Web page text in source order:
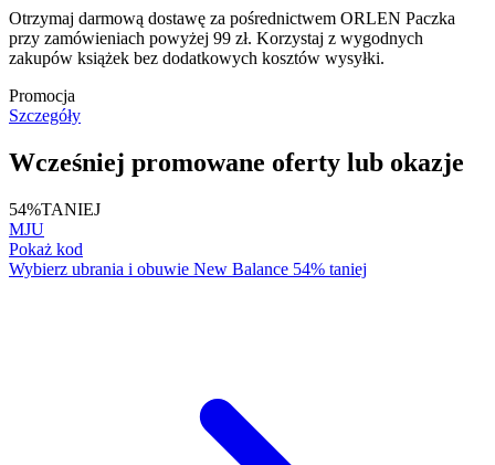
Otrzymaj darmową dostawę za pośrednictwem ORLEN Paczka
przy zamówieniach powyżej 99 zł. Korzystaj z wygodnych
zakupów książek bez dodatkowych kosztów wysyłki.
Promocja
Szczegóły
Wcześniej promowane oferty lub okazje
54%TANIEJ
MJU
Pokaż kod
Wybierz ubrania i obuwie New Balance 54% taniej